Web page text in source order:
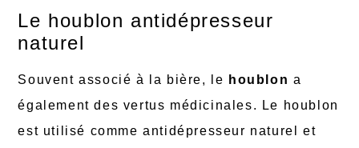
Le houblon antidépresseur
naturel
Souvent associé à la bière, le houblon a
également des vertus médicinales. Le houblon
est utilisé comme antidépresseur naturel et